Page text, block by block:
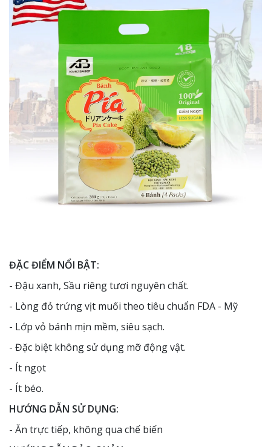
ĐẶC ĐIỂM NỔI BẬT:
- Đậu xanh, Sầu riêng tươi nguyên chất.
- Lòng đỏ trứng vịt muối theo tiêu chuẩn FDA - Mỹ
- Lớp vỏ bánh mịn mềm, siêu sạch.
- Đặc biệt không sử dụng mỡ động vật.
- Ít ngọt
- Ít béo.
HƯỚNG DẪN SỬ DỤNG:
- Ăn trực tiếp, không qua chế biến